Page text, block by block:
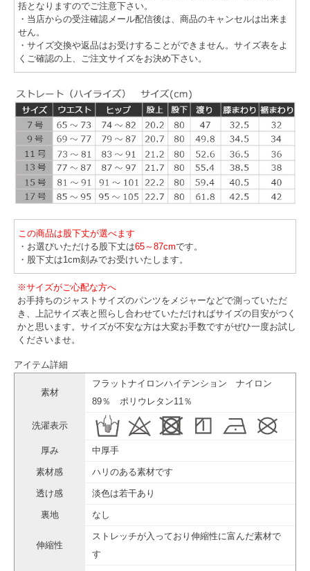
括となりますのでご注意下さい。
・当店からの受注確認メール配信後は、商品のキャンセルは出来ま
せん。
・サイズ交換や返品はお受けすることができません。サイズ表をよ
くご確認の上、ご注文サイズをお決め下さい。
この商品は股下丈が選べます
・お選びいただける股下丈は65～87cmです。
・股下丈は1cm刻みでお受けいたします。
※サイズがご心配な方へ
お手持ちのジャストサイズのパンツをメジャーなどで測っていただ
き、上記サイズ表と照らし合わせていただければサイズの目安がつく
かと思います。サイズが不安な方は大変お手数ですがぜひ一度お試し
くださいませ。
アイテム詳細
素材
フラットナイロンハイテンション ナイロン
89％ ポリウレタン11％
洗濯表示
厚み 中厚手
素材感 ハリのある素材です
透け感 淡色は若干あり
裏地 なし
伸縮性
ストレッチが入っており伸縮性に富んだ素材で
す